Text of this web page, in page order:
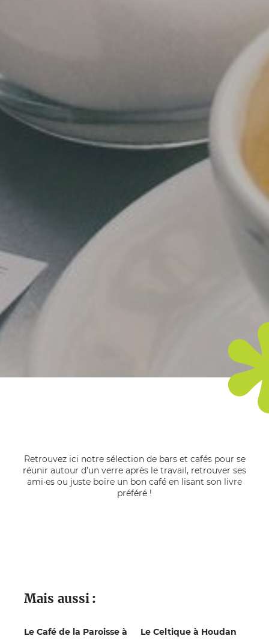
Retrouvez ici notre sélection de bars et cafés pour se
réunir autour d’un verre après le travail, retrouver ses
ami·es ou juste boire un bon café en lisant son livre
préféré !
Mais aussi
Le Café de la Paroisse à
Le Celtique à Houdan